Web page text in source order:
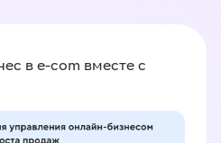
в e-com вместе с